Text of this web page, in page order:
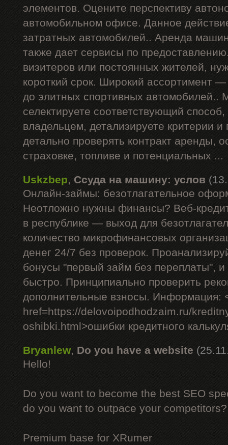
элементов. Оцените перспективу
автомобильном офисе. Данное
затратных автомобилей.. Аренда
также дает сервисы по
визитеров или постоянных жителей,
короткий срок. Широкий ассортимент
до элитных спортивных автомобилей..
селектируете соответствующий
владельцем, детализируете критерии
детально проверять контракт аренды,
страховке, топливе и потенциальных ...
Uskzbep, Ссуда на машину: услов
Онлайн-займы: безотлагательное
Неотложно нужны финансы? Веб-
в республике — выход для
количество микрофинансовых
денег 24/7 без проверок.
бонусы "первый займ без переплаты", и
быстро. Принципиально проверить
дополнительные взносы. Информация:
href=https://delovoipodhodzaim.ru/
oshibki.html>ошибки кредитного
Bryanlew, Do you have a website
Hello!
Do you want to become the best SEO
do you want to outpace your competitors?
Premium base for XRumer